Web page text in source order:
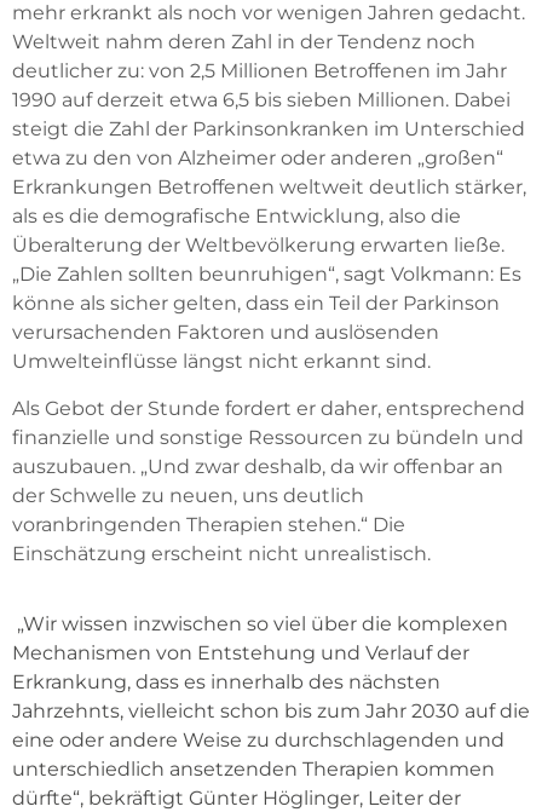
mehr erkrankt als noch vor wenigen Jahren gedacht.
Weltweit nahm deren Zahl in der Tendenz noch
deutlicher zu: von 2,5 Millionen Betroffenen im Jahr
1990 auf derzeit etwa 6,5 bis sieben Millionen. Dabei
steigt die Zahl der Parkinsonkranken im Unterschied
etwa zu den von Alzheimer oder anderen „großen“
Erkrankungen Betroffenen weltweit deutlich stärker,
als es die demografische Entwicklung, also die
Überalterung der Weltbevölkerung erwarten ließe.
„Die Zahlen sollten beunruhigen“, sagt Volkmann: Es
könne als sicher gelten, dass ein Teil der Parkinson
verursachenden Faktoren und auslösenden
Umwelteinflüsse längst nicht erkannt sind.
Als Gebot der Stunde fordert er daher, entsprechend
finanzielle und sonstige Ressourcen zu bündeln und
auszubauen. „Und zwar deshalb, da wir offenbar an
der Schwelle zu neuen, uns deutlich
voranbringenden Therapien stehen.“ Die
Einschätzung erscheint nicht unrealistisch.
„Wir wissen inzwischen so viel über die komplexen
Mechanismen von Entstehung und Verlauf der
Erkrankung, dass es innerhalb des nächsten
Jahrzehnts, vielleicht schon bis zum Jahr 2030 auf die
eine oder andere Weise zu durchschlagenden und
unterschiedlich ansetzenden Therapien kommen
dürfte“, bekräftigt Günter Höglinger, Leiter der